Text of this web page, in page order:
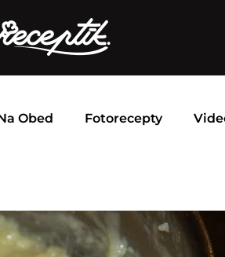
Obed Fotorecepty